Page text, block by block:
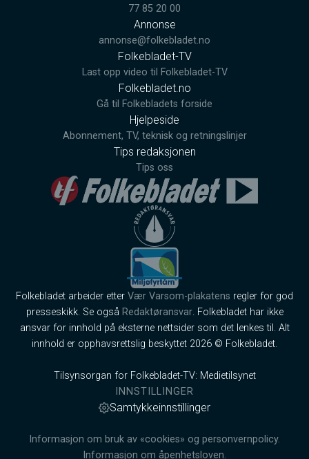
77 85 20 00
Annonse
annonse@folkebladet.no
Folkebladet-TV
Last opp video til Folkebladet-TV
Folkebladet.no
Gå til Folkebladets forside
Hjelpeside
Abonnement, TV, teknisk og retningslinjer
Tips redaksjonen
Tips oss
Folkebladet arbeider etter Vær Varsom-plakatens regler for god
presseskikk. Se også Redaktøransvar. Folkebladet har ikke
ansvar for innhold på eksterne nettsider som det lenkes til. Alt
innhold er opphavsrettslig beskyttet 2026 © Folkebladet.
Tilsynsorgan for Folkebladet-TV: Medietilsynet
INNSTILLINGER
Samtykkeinnstillinger
Informasjon om bruk av «cookies» og personvernpolicy.
Informasjon om åpenhetsloven.